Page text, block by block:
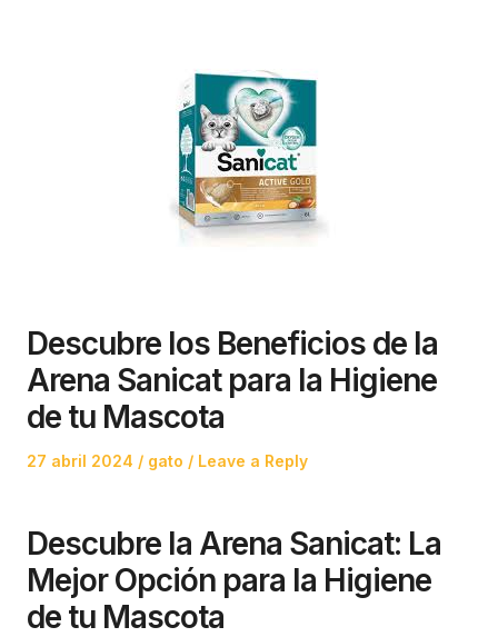
Descubre los Beneficios de la
Arena Sanicat para la Higiene
de tu Mascota
Posted
27 abril 2024
Posted
gato Leave a Reply
Descubre la Arena Sanicat: La
Mejor Opción para la Higiene
de tu Mascota